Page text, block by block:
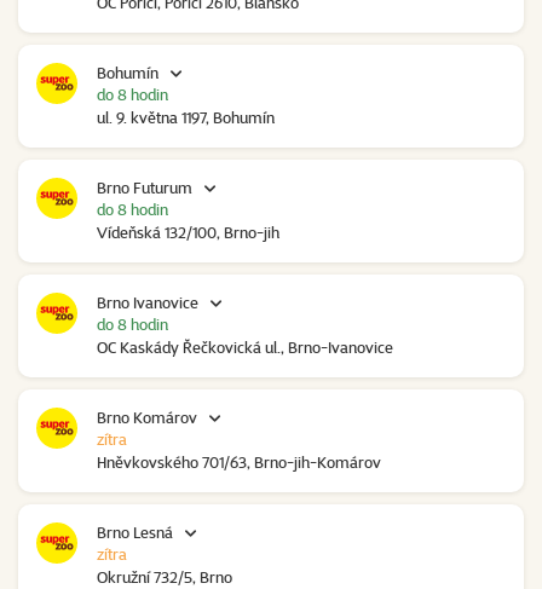
Bohumín
ul. 9. května 1197, Bohumín
do 8 hodin
Brno Futurum
Vídeňská 132/100, Brno-jih
do 8 hodin
Brno Ivanovice
OC Kaskády Řečkovická ul., Brno-Ivanovice
do 8 hodin
Brno Komárov
Hněvkovského 701/63, Brno-jih-Komárov
zítra
Brno Lesná
Okružní 732/5, Brno
zítra